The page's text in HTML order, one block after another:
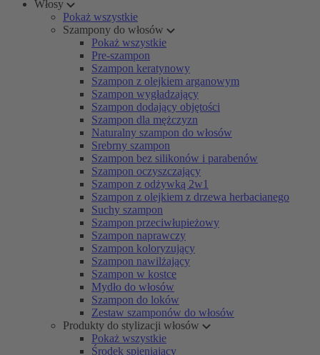
Włosy
Pokaż wszystkie
Szampony do włosów
Pokaż wszystkie
Pre-szampon
Szampon keratynowy
Szampon z olejkiem arganowym
Szampon wygładzający
Szampon dodający objętości
Szampon dla mężczyzn
Naturalny szampon do włosów
Srebrny szampon
Szampon bez silikonów i parabenów
Szampon oczyszczający
Szampon z odżywką 2w1
Szampon z olejkiem z drzewa herbacianego
Suchy szampon
Szampon przeciwłupieżowy
Szampon naprawczy
Szampon koloryzujący
Szampon nawilżający
Szampon w kostce
Mydło do włosów
Szampon do loków
Zestaw szamponów do włosów
Produkty do stylizacji włosów
Pokaż wszystkie
Środek spieniający